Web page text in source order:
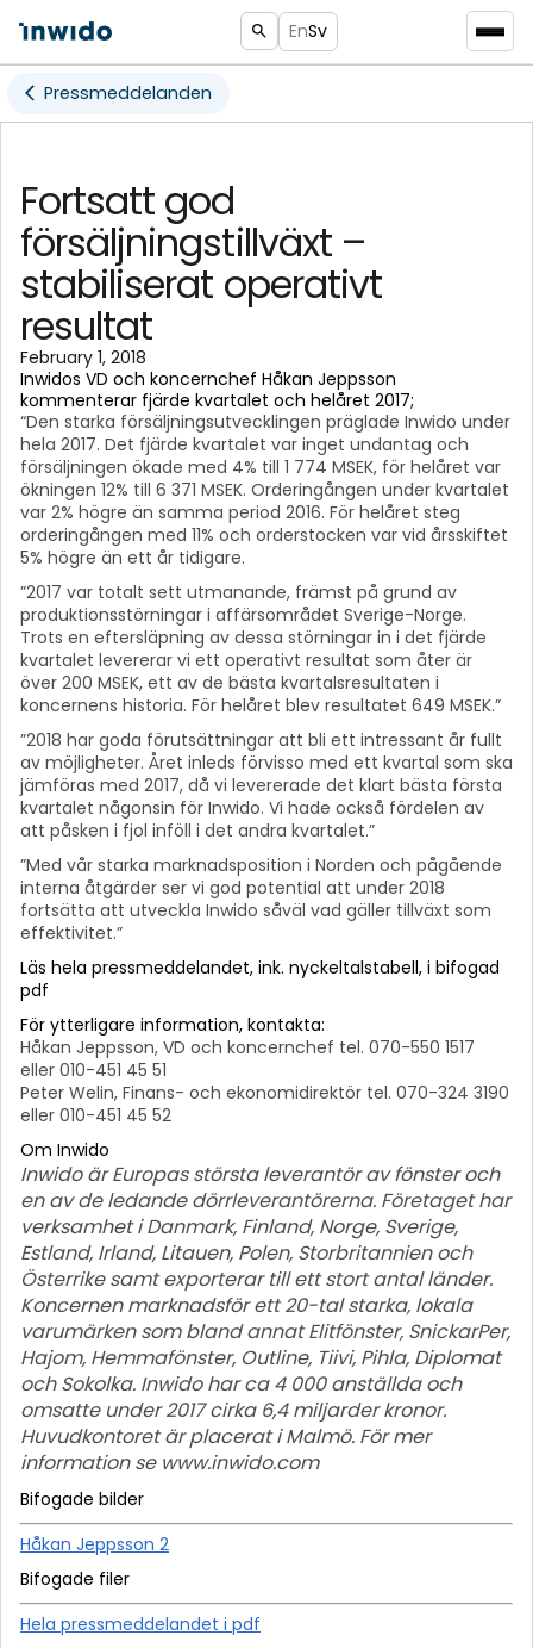
EnSv
Pressmeddelanden
Fortsatt god
försäljningstillväxt –
stabiliserat operativt
resultat
February 1, 2018
Inwidos VD och koncernchef Håkan Jeppsson
kommenterar fjärde kvartalet och helåret 2017;
“Den starka försäljningsutvecklingen präglade Inwido under
hela 2017. Det fjärde kvartalet var inget undantag och
försäljningen ökade med 4% till 1 774 MSEK, för helåret var
ökningen 12% till 6 371 MSEK. Orderingången under kvartalet
var 2% högre än samma period 2016. För helåret steg
orderingången med 11% och orderstocken var vid årsskiftet
5% högre än ett år tidigare.
”2017 var totalt sett utmanande, främst på grund av
produktionsstörningar i affärsområdet Sverige-Norge.
Trots en eftersläpning av dessa störningar in i det fjärde
kvartalet levererar vi ett operativt resultat som åter är
över 200 MSEK, ett av de bästa kvartalsresultaten i
koncernens historia. För helåret blev resultatet 649 MSEK.”
”2018 har goda förutsättningar att bli ett intressant år fullt
av möjligheter. Året inleds förvisso med ett kvartal som ska
jämföras med 2017, då vi levererade det klart bästa första
kvartalet någonsin för Inwido. Vi hade också fördelen av
att påsken i fjol inföll i det andra kvartalet.”
”Med vår starka marknadsposition i Norden och pågående
interna åtgärder ser vi god potential att under 2018
fortsätta att utveckla Inwido såväl vad gäller tillväxt som
effektivitet.”
Läs hela pressmeddelandet, ink. nyckeltalstabell, i bifogad
pdf
För ytterligare information, kontakta:
Håkan Jeppsson, VD och koncernchef tel. 070-550 1517
eller 010-451 45 51
Peter Welin, Finans- och ekonomidirektör tel. 070-324 3190
eller 010-451 45 52
Om Inwido
Inwido är Europas största leverantör av fönster och
en av de ledande dörrleverantörerna. Företaget har
verksamhet i Danmark, Finland, Norge, Sverige,
Estland, Irland, Litauen, Polen, Storbritannien och
Österrike samt exporterar till ett stort antal länder.
Koncernen marknadsför ett 20-tal starka, lokala
varumärken som bland annat Elitfönster, SnickarPer,
Hajom, Hemmafönster, Outline, Tiivi, Pihla, Diplomat
och Sokolka. Inwido har ca 4 000 anställda och
omsatte under 2017 cirka 6,4 miljarder kronor.
Huvudkontoret är placerat i Malmö. För mer
information se www.inwido.com
Bifogade bilder
Håkan Jeppsson 2
Bifogade filer
Hela pressmeddelandet i pdf